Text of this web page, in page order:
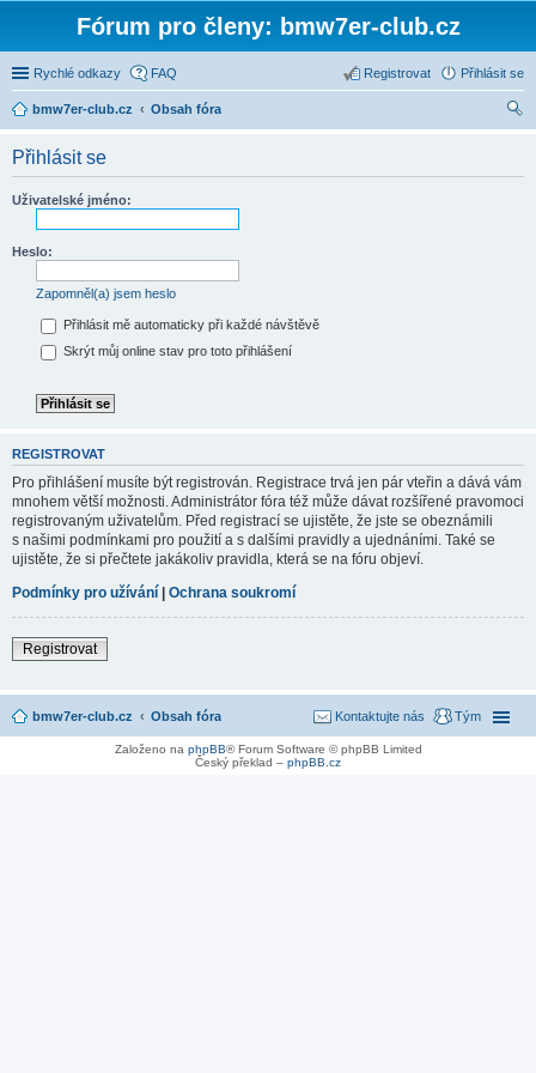
Fórum pro členy: bmw7er-club.cz
Rychlé odkazy FAQ Přihlásit se
Registrovat
bmw7er-club.cz
Obsah fóra
Přihlásit se
Uživatelské jméno:
Heslo:
Zapomněl(a) jsem heslo
Přihlásit mě automaticky při každé návštěvě
Skrýt můj online stav pro toto přihlášení
REGISTROVAT
Pro přihlášení musíte být registrován. Registrace trvá jen pár vteřin a dává vám
mnohem větší možnosti. Administrátor fóra též může dávat rozšířené pravomoci
registrovaným uživatelům. Před registrací se ujistěte, že jste se obeznámili
s našimi podmínkami pro použití a s dalšími pravidly a ujednáními. Také se
ujistěte, že si přečtete jakákoliv pravidla, která se na fóru objeví.
Podmínky pro užívání | Ochrana soukromí
Registrovat
bmw7er-club.cz Obsah fóra Tým
Kontaktujte nás
Založeno na phpBB® Forum Software © phpBB Limited
Český překlad – phpBB.cz